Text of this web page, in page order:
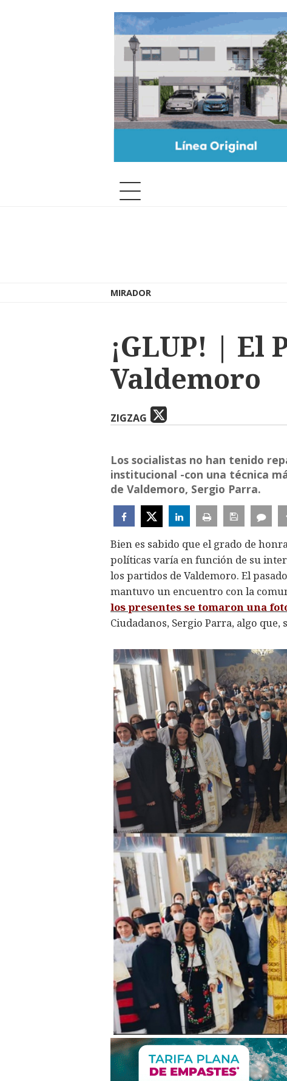
MIRADOR
¡GLUP! | El
Valdemoro
ZIGZAG
Los socialistas no han tenido
institucional -con una técnica
de Valdemoro, Sergio Parra.
Bien es sabido que el grado de
políticas varía en función de su
los partidos de Valdemoro. El
mantuvo un encuentro con la
los presentes se tomaron una
Ciudadanos, Sergio Parra, algo